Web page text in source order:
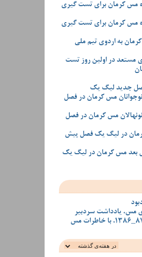
مس کرمان برای تست گیری
مس کرمان برای تست گیری
به اردوی تیم ملی
مستعد در اولین روز تست
فصل جدید لیگ یک
مس کرمان در فصل
مس کرمان در فصل
در لیگ یک فصل پیش
بعد مس کرمان در لیگ یک
مس، یادداشت سردبیر